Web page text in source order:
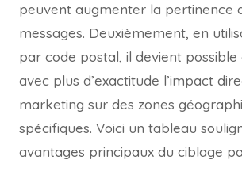
peuvent augmenter la pertinence
messages. Deuxièmement, en
par code postal, il devient
avec plus d’exactitude l’impact
marketing sur des zones
spécifiques. Voici un tableau
avantages principaux du ciblage